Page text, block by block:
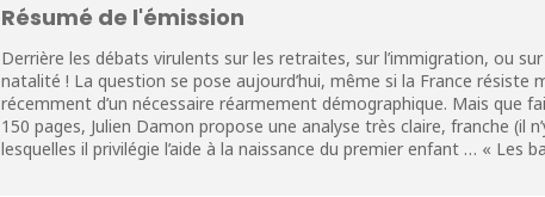
Résumé de l'émission
Derrière les débats virulents sur les retraites, sur l’immigration, ou
natalité ! La question se pose aujourd’hui, même si la France résiste
récemment d’un nécessaire réarmement démographique. Mais que
150 pages, Julien Damon propose une analyse très claire, franche (il
lesquelles il privilégie l’aide à la naissance du premier enfant … « Les